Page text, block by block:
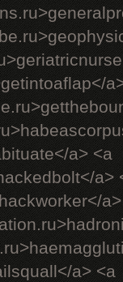
a> <a
a>
a> <a